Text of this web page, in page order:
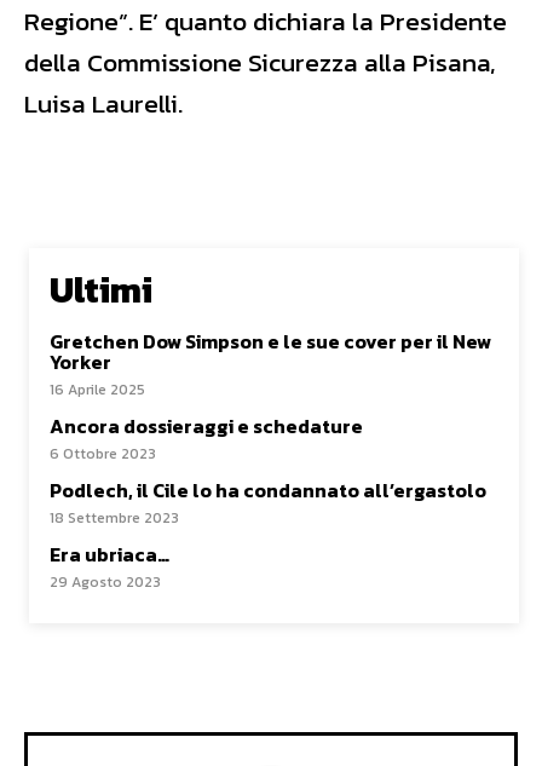
Regione”. E’ quanto dichiara la Presidente
della Commissione Sicurezza alla Pisana,
Luisa Laurelli.
Ultimi
Gretchen Dow Simpson e le sue cover per il New
Yorker
16 Aprile 2025
Ancora dossieraggi e schedature
6 Ottobre 2023
Podlech, il Cile lo ha condannato all’ergastolo
18 Settembre 2023
Era ubriaca…
29 Agosto 2023